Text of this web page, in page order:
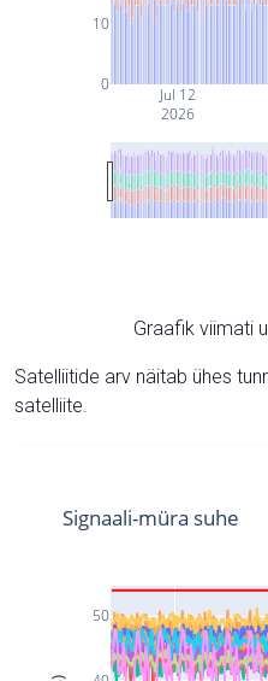
Jul 12
2026
0
10
Graafik viimati
Satelliitide arv näitab ühes
satelliite.
50
Signaali-müra suhe